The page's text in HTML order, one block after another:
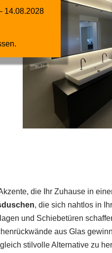
die Ihr Zuhause in
, die sich nahtlos in
und Schiebetüren
aus Glas
stilvolle Alternative zu
14.08.2028